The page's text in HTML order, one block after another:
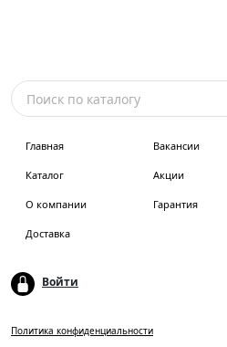
Главная
Каталог
О компании
Доставка
Вакансии
Акции
Гарантия
Войти
Политика конфиденциальности